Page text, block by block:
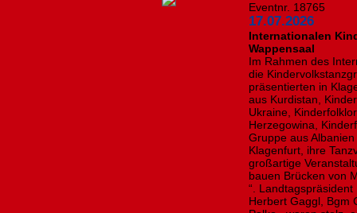
Eventnr. 18765
17.07.2026
Internationalen
Wappensaal
Im Rahmen des
die
präsentierten in
aus Kurdistan,
Ukraine,
Herzegowina,
Gruppe aus
Klagenfurt, ihre
großartige
bauen Brücken von
“.
Herbert Gaggl, Bgm